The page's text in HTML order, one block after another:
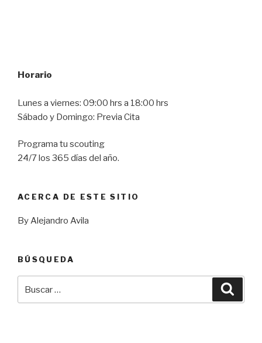
Horario
Lunes a viernes: 09:00 hrs a 18:00 hrs
Sábado y Domingo: Previa Cita
Programa tu scouting
24/7 los 365 días del año.
ACERCA DE ESTE SITIO
By Alejandro Avila
BÚSQUEDA